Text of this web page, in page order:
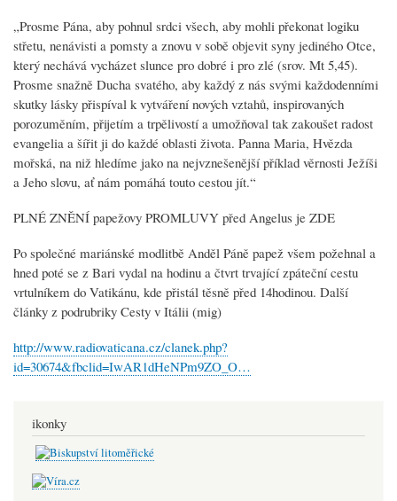
„Prosme Pána, aby pohnul srdci všech, aby mohli překonat logiku
střetu, nenávisti a pomsty a znovu v sobě objevit syny jediného Otce,
který nechává vycházet slunce pro dobré i pro zlé (srov. Mt 5,45).
Prosme snažně Ducha svatého, aby každý z nás svými každodenními
skutky lásky přispíval k vytváření nových vztahů, inspirovaných
porozuměním, přijetím a trpělivostí a umožňoval tak zakoušet radost
evangelia a šířit ji do každé oblasti života. Panna Maria, Hvězda
mořská, na niž hledíme jako na nejvznešenější příklad věrnosti Ježíši
a Jeho slovu, ať nám pomáhá touto cestou jít.“
PLNÉ ZNĚNÍ papežovy PROMLUVY před Angelus je ZDE
Po společné mariánské modlitbě Anděl Páně papež všem požehnal a
hned poté se z Bari vydal na hodinu a čtvrt trvající zpáteční cestu
vrtulníkem do Vatikánu, kde přistál těsně před 14hodinou. Další
články z podrubriky Cesty v Itálii (mig)
http://www.radiovaticana.cz/clanek.php?
id=30674&fbclid=IwAR1dHeNPm9ZO_O…
ikonky